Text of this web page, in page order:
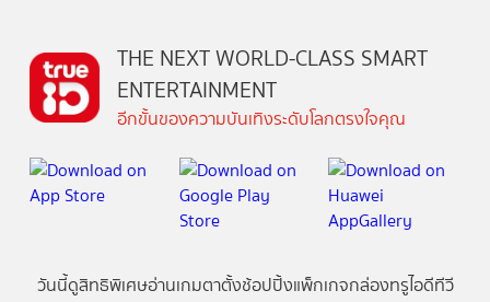
THE NEXT WORLD-CLASS SMART
ENTERTAINMENT
อีกขั้นของความบันเทิงระดับโลกตรงใจคุณ
วันนี้ดูสิทธิพิเศษอ่านเกมตาตั้งช้อปปิ้งแพ็กเกจกล่องทรูไอดีทีวี